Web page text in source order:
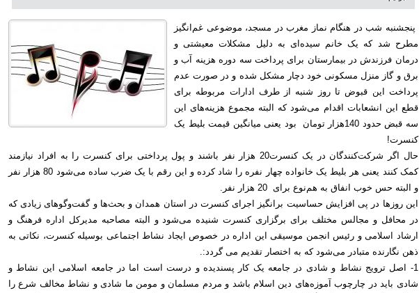
پنجشنبه شب در هنگام نماز مغرب در مسجد، موضوعی غم‌انگیز
مطرح شد که یک خانم سیده‌ای به دلیل مشکلات معیشتی و
درمان فرزندش در بیمارستان برای پرداخت سه دوره هزینه آب و
برق و گاز منزل مسکونی خود دچار مشکل شده و در صورت عدم
پرداخت این قبوض تا روز شنبه از طرف ادارات مربوطه برای
قطع این انشعابات اقدام می‌شود که البته مجموع هزینه‌های این
سه قبض حدود 140هزار تومان بود یعنی میانگین قیمت بلیط یک
کنسرت!
حال اگر شرکت‌کنندگان در یک کنسرت20 هزار نفر باشند و پول پرداختی برای کنسرت را به افراد نیازمند
کمک کنند یعنی هر بلیط یک خانواده چهار نفره را شاد کرده و این رقم با یک ضرب ساده می‌شود 80 هزار نفر
و البته حس خوب انفاق به هم‌نوع برای 20 هزار نفر.
این روزها در پی افزایش حساسیت برانگیز اجرای کنسرت در استان همدان و بحث‌ها و گفت‌وگو‌های زیادی که
در محافل و مجالس مختلف برای برگزاری کنسرت شنیده می‌شود و البته مصاحبه مدیرکل اداره فرهنگ و
ارشاد اسلامی و رئیس انجمن موسیقی این اداره در خصوص ایجاد نشاط اجتماعی بوسیله کنسرت، نکاتی به
ذهن نگارنده متبادر می‌شود که به اختصار تقدیم می گردد:.
1- اصل ترویج نشاط و شادی در جامعه یک کار پسندیده و درست است اما در جامعه اسلامی این نشاط و
شادی باید در چارچوب آموزه‌های دین اسلام باشد و مردم مسلمان و مومن ما شادی و نشاط مخالف شرع را